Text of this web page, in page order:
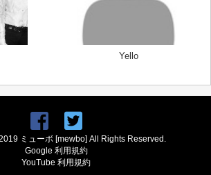
Yello
ミューボ [mewbo] All Rights Reserved.
Google 利用規約
YouTube 利用規約